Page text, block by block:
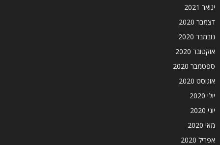
ינואר 2021
דצמבר 2020
נובמבר 2020
אוקטובר 2020
ספטמבר 2020
אוגוסט 2020
יולי 2020
יוני 2020
מאי 2020
אפריל 2020